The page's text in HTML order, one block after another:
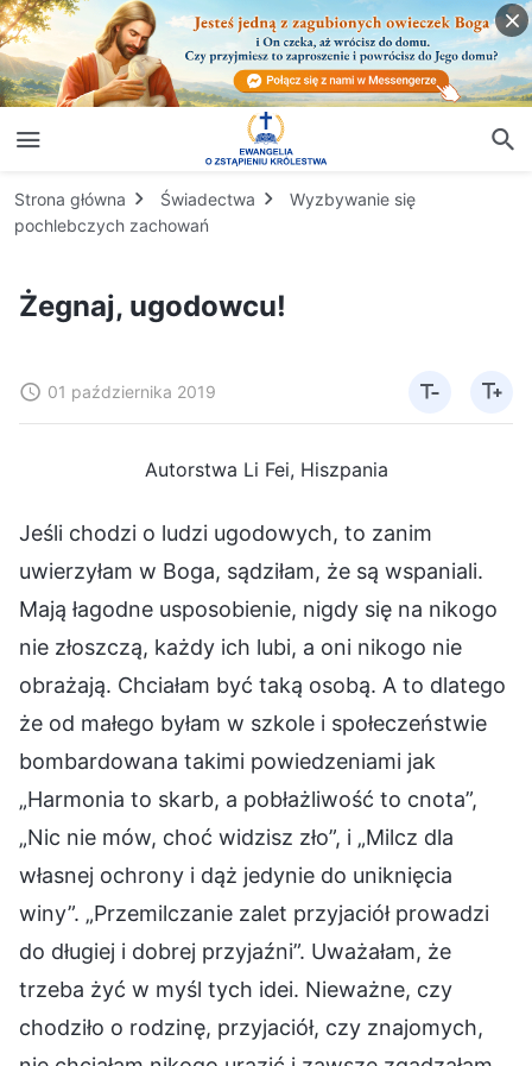
Strona główna Świadectwa
Wyzbywanie się
pochlebczych zachowań
Żegnaj, ugodowcu!
01 października 2019
Autorstwa Li Fei, Hiszpania
Jeśli chodzi o ludzi ugodowych, to zanim
uwierzyłam w Boga, sądziłam, że są wspaniali.
Mają łagodne usposobienie, nigdy się na nikogo
nie złoszczą, każdy ich lubi, a oni nikogo nie
obrażają. Chciałam być taką osobą. A to dlatego
że od małego byłam w szkole i społeczeństwie
bombardowana takimi powiedzeniami jak
„Harmonia to skarb, a pobłażliwość to cnota”,
„Nic nie mów, choć widzisz zło”, i „Milcz dla
własnej ochrony i dąż jedynie do uniknięcia
winy”. „Przemilczanie zalet przyjaciół prowadzi
do długiej i dobrej przyjaźni”. Uważałam, że
trzeba żyć w myśl tych idei. Nieważne, czy
chodziło o rodzinę, przyjaciół, czy znajomych,